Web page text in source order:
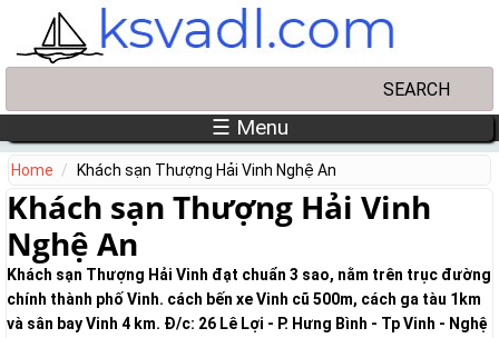
Skip to main content
☰ Menu
Home Khách sạn Thượng Hải Vinh Nghệ An
Khách sạn Thượng Hải Vinh
Nghệ An
Khách sạn Thượng Hải Vinh đạt chuẩn 3 sao, nằm trên trục đường
chính thành phố Vinh. cách bến xe Vinh cũ 500m, cách ga tàu 1km
và sân bay Vinh 4 km. Đ/c: 26 Lê Lợi - P. Hưng Bình - Tp Vinh - Nghệ